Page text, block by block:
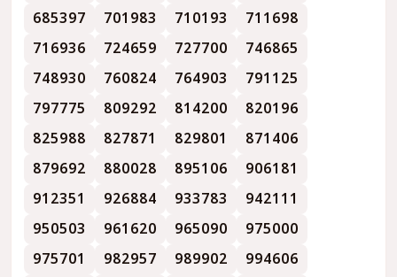
685397
701983 710193
711698
716936
724659 727700
746865
748930
760824 764903
791125
797775
809292 814200
820196
825988
827871 829801
871406
879692
880028 895106
906181
912351
926884 933783
942111
950503
961620 965090
975000
975701
982957 989902
994606